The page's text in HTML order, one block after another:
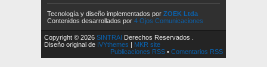
Tecnología y diseño implementados por ZOEK Ltda
Contenidos desarrollados por 4 Ojos Comunicaciones
Copyright © 2026 SINTRAI Derechos Reservados .
Diseño original de IVYthemes | MKR site
Publicaciones RSS • Comentarios RSS